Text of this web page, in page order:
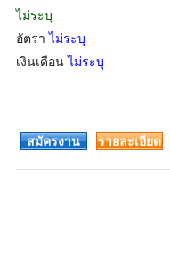
ไม่ระบุ
อัตราไม่ระบุ
เงินเดือนไม่ระบุ
สมัครงาน
รายละเอียด